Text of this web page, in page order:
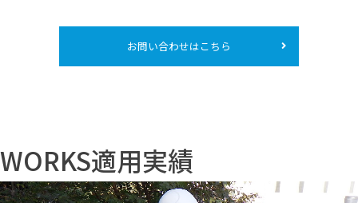
お問い合わせはこちら
WORKS適用実績